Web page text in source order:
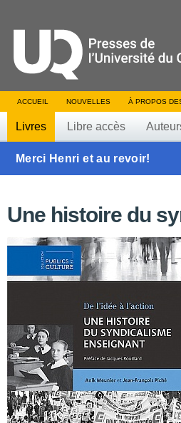
ACCUEIL NOUVELLES À PROPOS
Livres Libre accès
Merci Henri et au revoir!
Une histoire du